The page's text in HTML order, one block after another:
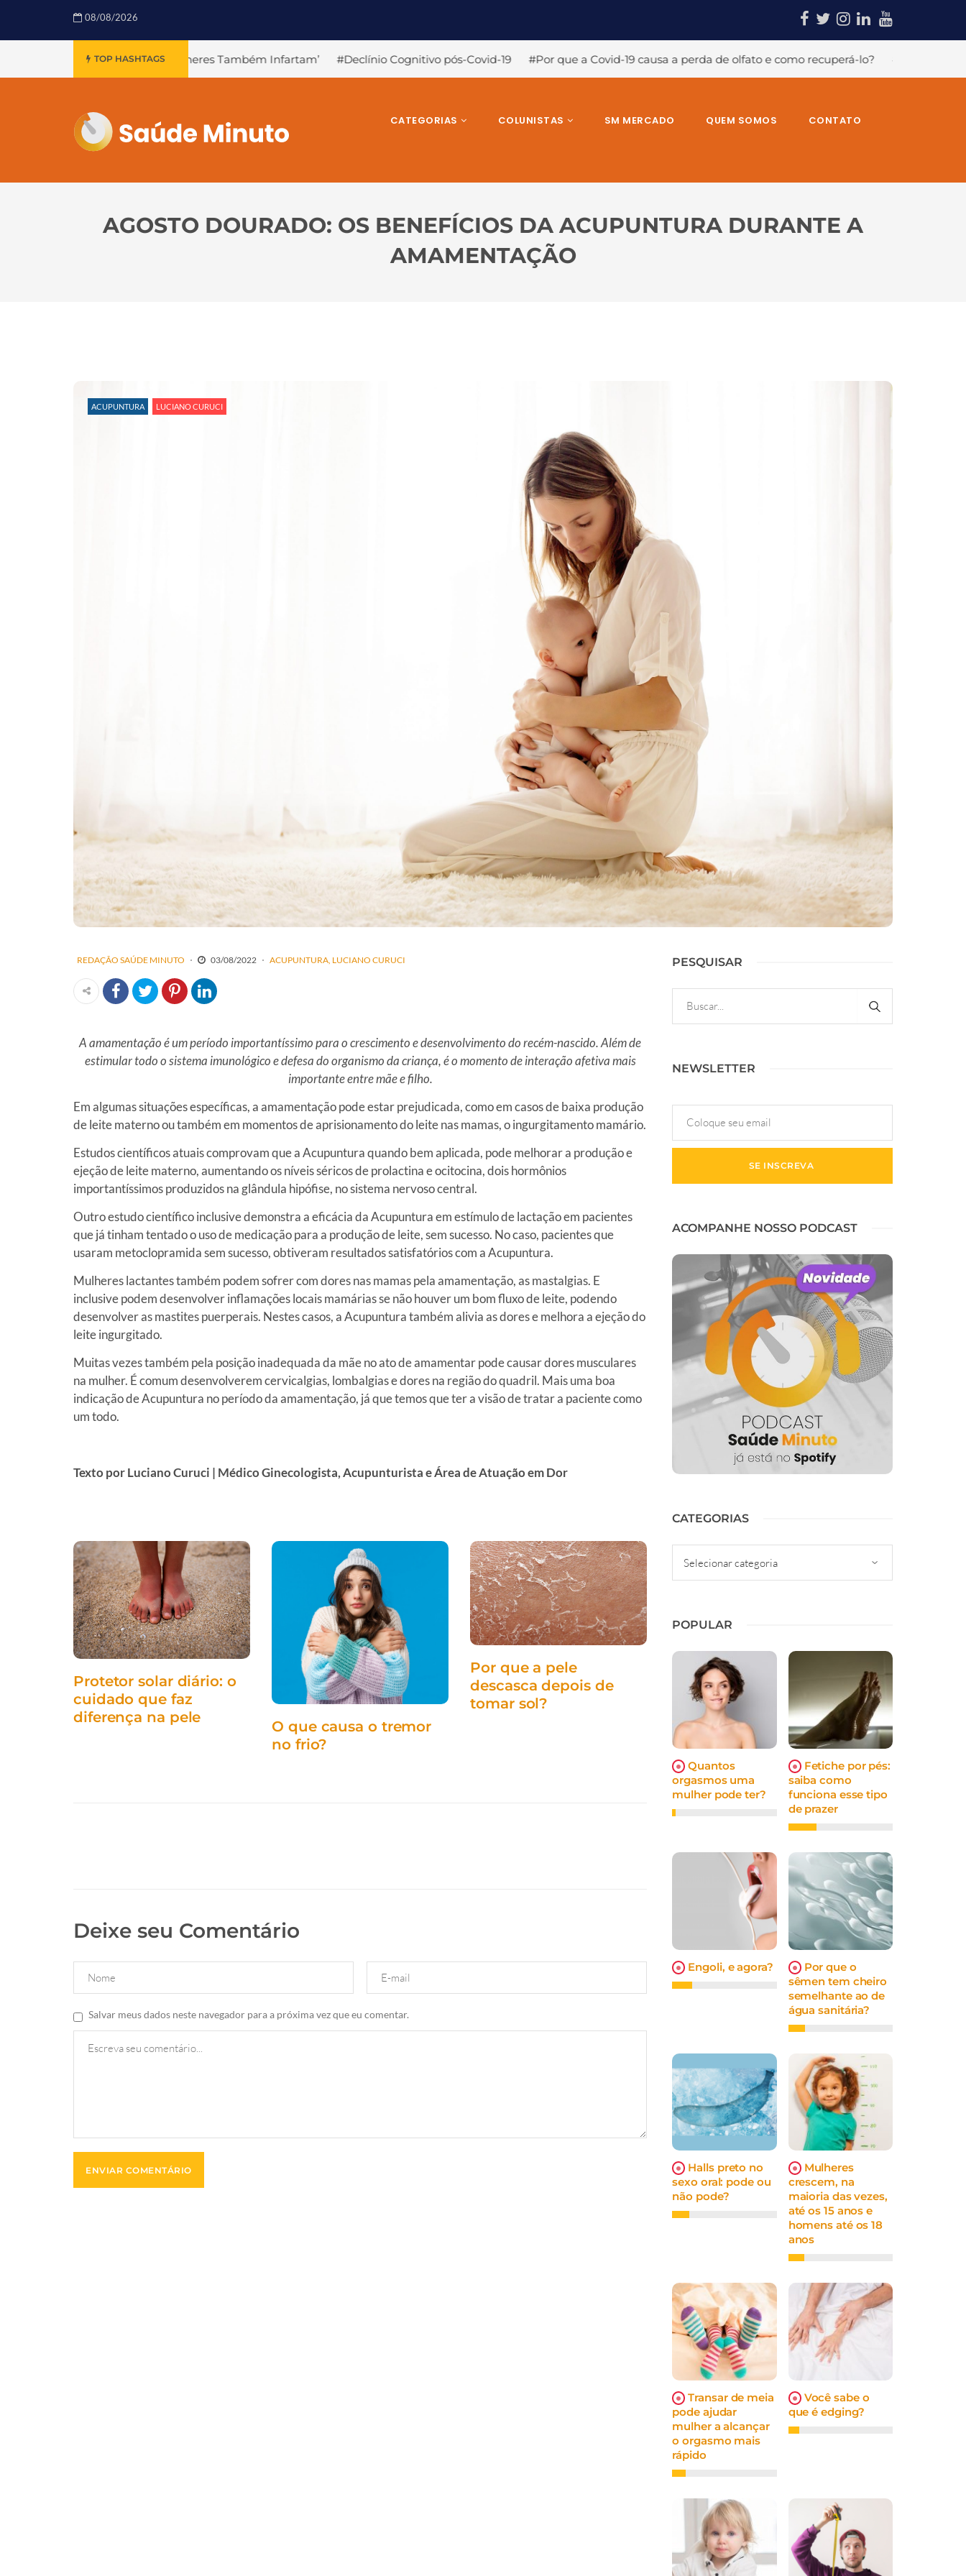
08/08/2026
TOP HASHTAGS
‘Mulheres Também Infartam’ #Declínio Cognitivo pós-Covid-19 #Por que a Covid-19 causa a perda de olfato e como recuperá-lo? #A temida dor no ombro e suas
CATEGORIAS COLUNISTAS SM MERCADO QUEM SOMOS CONTATO
AGOSTO DOURADO: OS BENEFÍCIOS DA ACUPUNTURA DURANTE A
AMAMENTAÇÃO
ACUPUNTURA LUCIANO CURUCI
REDAÇÃO SAÚDE MINUTO 03/08/2022 ACUPUNTURA LUCIANO CURUCI
A amamentação é um período importantíssimo para o crescimento e desenvolvimento do recém-nascido. Além de
estimular todo o sistema imunológico e defesa do organismo da criança, é o momento de interação afetiva mais
importante entre mãe e filho.
Em algumas situações específicas, a amamentação pode estar prejudicada, como em casos de baixa produção
de leite materno ou também em momentos de aprisionamento do leite nas mamas, o ingurgitamento mamário.
Estudos científicos atuais comprovam que a Acupuntura quando bem aplicada, pode melhorar a produção e
ejeção de leite materno, aumentando os níveis séricos de prolactina e ocitocina, dois hormônios
importantíssimos produzidos na glândula hipófise, no sistema nervoso central.
Outro estudo científico inclusive demonstra a eficácia da Acupuntura em estímulo de lactação em pacientes
que já tinham tentado o uso de medicação para a produção de leite, sem sucesso. No caso, pacientes que
usaram metoclopramida sem sucesso, obtiveram resultados satisfatórios com a Acupuntura.
Mulheres lactantes também podem sofrer com dores nas mamas pela amamentação, as mastalgias. E
inclusive podem desenvolver inflamações locais mamárias se não houver um bom fluxo de leite, podendo
desenvolver as mastites puerperais. Nestes casos, a Acupuntura também alivia as dores e melhora a ejeção do
leite ingurgitado.
Muitas vezes também pela posição inadequada da mãe no ato de amamentar pode causar dores musculares
na mulher. É comum desenvolverem cervicalgias, lombalgias e dores na região do quadril. Mais uma boa
indicação de Acupuntura no período da amamentação, já que temos que ter a visão de tratar a paciente como
um todo.
Texto por Luciano Curuci | Médico Ginecologista, Acupunturista e Área de Atuação em Dor
Protetor solar diário: o
cuidado que faz
diferença na pele
O que causa o tremor
no frio?
Por que a pele
descasca depois de
tomar sol?
Deixe seu Comentário
Salvar meus dados neste navegador para a próxima vez que eu comentar.
PESQUISAR
NEWSLETTER
ACOMPANHE NOSSO PODCAST
CATEGORIAS
POPULAR
Quantos
orgasmos uma
mulher pode ter?
Fetiche por pés:
saiba como
funciona esse tipo
de prazer
Engoli, e agora?
Por que o
sêmen tem cheiro
semelhante ao de
água sanitária?
Halls preto no
sexo oral: pode ou
não pode?
Mulheres
crescem, na
maioria das vezes,
até os 15 anos e
homens até os 18
anos
Transar de meia
pode ajudar
mulher a alcançar
o orgasmo mais
rápido
Você sabe o
que é edging?